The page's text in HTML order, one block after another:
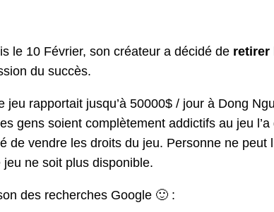
le 10 Février, son créateur a décidé de retirer
du succès.
jeu rapportait jusqu’à 50000$ / jour à Dong
gens soient complètement addictifs au jeu
de vendre les droits du jeu. Personne ne
ne soit plus disponible.
des recherches Google 🙂 :